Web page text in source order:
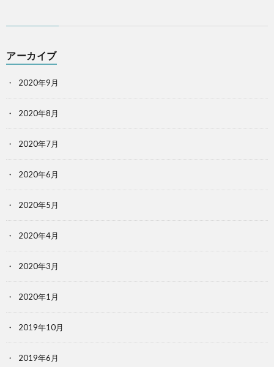
アーカイブ
2020年9月
2020年8月
2020年7月
2020年6月
2020年5月
2020年4月
2020年3月
2020年1月
2019年10月
2019年6月